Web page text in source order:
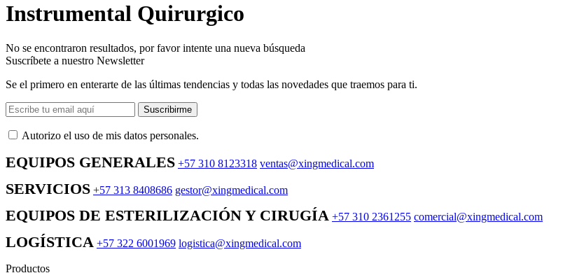
Instrumental Quirurgico
No se encontraron resultados, por favor intente una nueva búsqueda
Suscríbete a nuestro Newsletter
Se el primero en enterarte de las últimas tendencias y todas las novedades que traemos para ti.
Suscribirme
Autorizo ​​el uso de mis datos personales.
EQUIPOS GENERALES +57 310 8123318 ventas@xingmedical.com
SERVICIOS +57 313 8408686 gestor@xingmedical.com
EQUIPOS DE ESTERILIZACIÓN Y CIRUGÍA +57 310 2361255 comercial@xingmedical.com
LOGÍSTICA +57 322 6001969 logistica@xingmedical.com
Productos